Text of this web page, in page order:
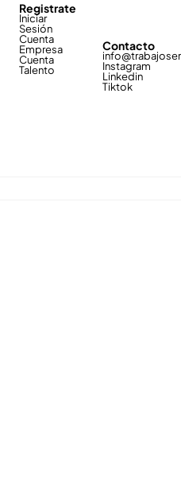
Registrate
Iniciar
Sesión
Cuenta
Empresa
Cuenta
Talento
Contacto
Instagram
Linkedin
Tiktok